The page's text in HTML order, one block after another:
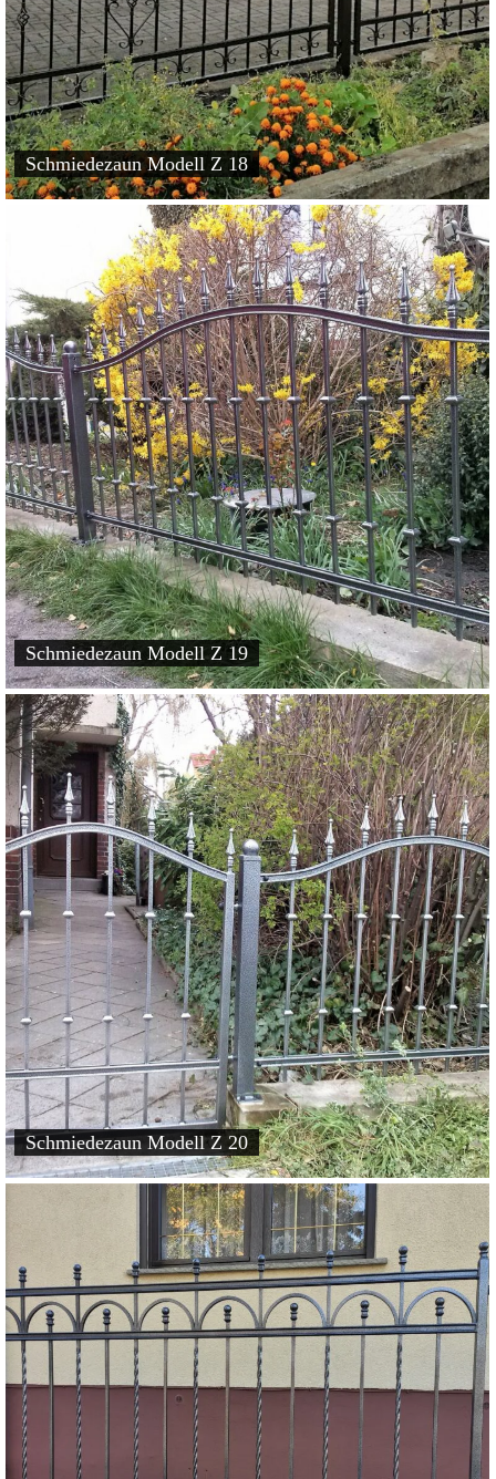
Schmiedezaun Modell Z 18
Schmiedezaun Modell Z 19
Schmiedezaun Modell Z 20